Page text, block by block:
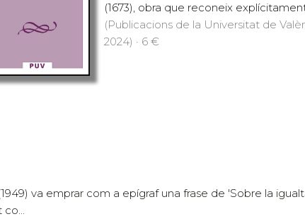
(1673), obra que reconeix
(Publicacions de la Universitat de
2024) · 6 €
va emprar com a epígraf una frase de 'Sobre la